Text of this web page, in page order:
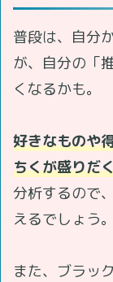
普段は、自分
が、自分の「
くなるかも。
好きなものや
ちくが盛りだ
分析するので
えるでしょう。
また、ブラッ